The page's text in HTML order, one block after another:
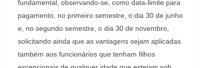
fundamental, observando-se, como data-limite para
pagamento, no primeiro semestre, o dia 30 de junho
e, no segundo semestre, o dia 30 de novembro,
solicitando ainda que as vantagens sejam aplicadas
também aos funcionários que tenham filhos